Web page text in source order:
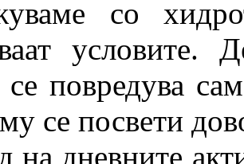
со
условите.
повредува
се посвети
на дневните